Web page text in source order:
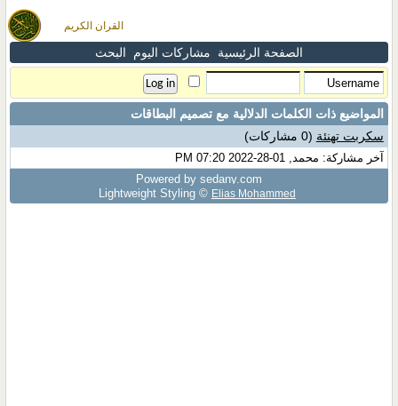
القران الكريم
الصفحة الرئيسية مشاركات اليوم البحث
المواضيع ذات الكلمات الدلالية معتصميم البطاقات
سكربت تهنئة (0 مشاركات)
آخر مشاركة: محمد, 01-28-2022 07:20 PM
Powered by sedany.com
Lightweight Styling © Elias Mohammed